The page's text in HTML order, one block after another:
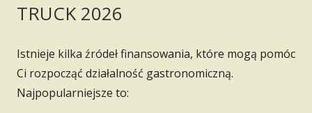
TRUCK 2026
Istnieje kilka źródeł finansowania, które mogą pomóc
Ci rozpocząć działalność gastronomiczną.
Najpopularniejsze to: